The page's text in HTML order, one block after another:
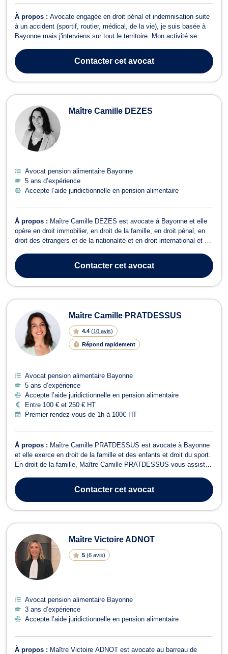
À propos : Avocate engagée en droit pénal et indemnisation suite
à un accident (sportif, routier, médical, de la vie), je suis basée à
Bayonne mais j'interviens sur tout le territoire. Mon activité se
indemnisation pour les victimes d'agression, d'accident de la route,
accident ...
Contactercet avocat
Maître Camille DEZES
Avocat pension alimentaire Bayonne
5 ans d’expérience
Accepte l’aide juridictionnelle en pension alimentaire
À propos : Maître Camille DEZES est avocate à Bayonne et elle
opère en droit immobilier, en droit de la famille, en droit pénal, en
droit des étrangers et de la nationalité et en droit international et de
prodigue des conseils pour toute question relative au droit de l...
Contactercet avocat
Maître Camille PRATDESSUS
4.4 (10 avis)
Répond rapidement
Avocat pension alimentaire Bayonne
5 ans d’expérience
Accepte l’aide juridictionnelle en pension alimentaire
Entre 100 € et 250 € HT
Premier rendez-vous de 1h à 100€ HT
À propos : Maître Camille PRATDESSUS est avocate à Bayonne
et elle exerce en droit de la famille et des enfants et droit du sport.
En droit de la famille, Maître Camille PRATDESSUS vous assiste
de pension alimentaire ou encore de modification du droit de visite
et d’hébe...
Contactercet avocat
Maître Victoire ADNOT
5 (6 avis)
Avocat pension alimentaire Bayonne
3 ans d’expérience
Accepte l’aide juridictionnelle en pension alimentaire
À propos : Maître Victoire ADNOT est avocate au barreau de